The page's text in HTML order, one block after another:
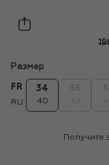
Размер
FR
RU
34
40
Получите